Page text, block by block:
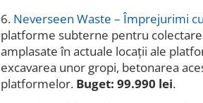
6. Neverseen Waste – Împrejurimi
platforme subterne pentru
amplasate în actuale locaţii ale
excavarea unor gropi, betonarea
platformelor. Buget: 99.990 lei.